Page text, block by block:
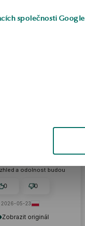
společnosti Google
Zobrazit originál
opravdu krásné. Nákup
a odolnost budou
je vidět, že vydrží
0 0
2026-05-23